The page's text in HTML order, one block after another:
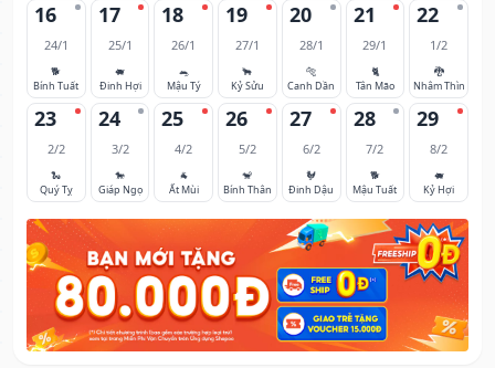
16
24/1
🐕
Bính Tuất
17
25/1
🐖
Đinh Hợi
18
26/1
🐀
Mậu Tý
19
27/1
🐂
Kỷ Sửu
20
28/1
🐅
Canh Dần
21
29/1
🐈
Tân Mão
22
1/2
🐉
Nhâm Thìn
23
2/2
🐍
Quý Tỵ
24
3/2
🐎
Giáp Ngọ
25
4/2
🐐
Ất Mùi
26
5/2
🐒
Bính Thân
27
6/2
🐓
Đinh Dậu
28
7/2
🐕
Mậu Tuất
29
8/2
🐖
Kỷ Hợi